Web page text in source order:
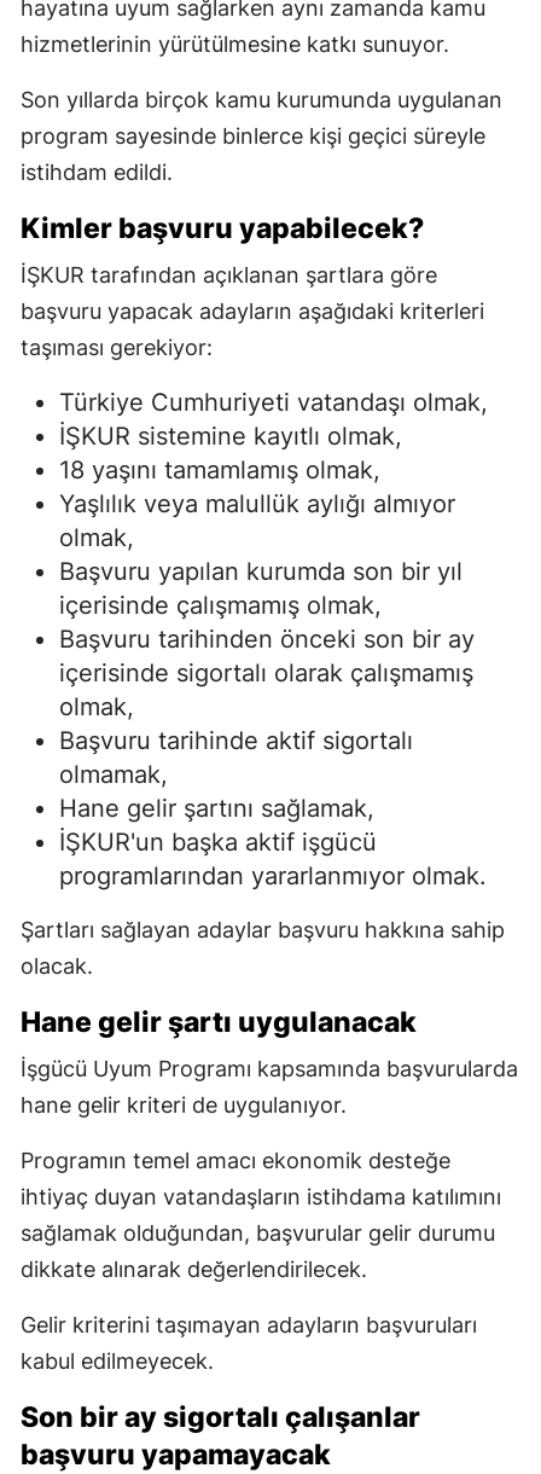
hayatına uyum sağlarken aynı zamanda kamu
hizmetlerinin yürütülmesine katkı sunuyor.
Son yıllarda birçok kamu kurumunda uygulanan
program sayesinde binlerce kişi geçici süreyle
istihdam edildi.
Kimler başvuru yapabilecek?
İŞKUR tarafından açıklanan şartlara göre
başvuru yapacak adayların aşağıdaki kriterleri
taşıması gerekiyor:
Türkiye Cumhuriyeti vatandaşı olmak,
İŞKUR sistemine kayıtlı olmak,
18 yaşını tamamlamış olmak,
Yaşlılık veya malullük aylığı almıyor
olmak,
Başvuru yapılan kurumda son bir yıl
içerisinde çalışmamış olmak,
Başvuru tarihinden önceki son bir ay
içerisinde sigortalı olarak çalışmamış
olmak,
Başvuru tarihinde aktif sigortalı
olmamak,
Hane gelir şartını sağlamak,
İŞKUR'un başka aktif işgücü
programlarından yararlanmıyor olmak.
Şartları sağlayan adaylar başvuru hakkına sahip
olacak.
Hane gelir şartı uygulanacak
İşgücü Uyum Programı kapsamında başvurularda
hane gelir kriteri de uygulanıyor.
Programın temel amacı ekonomik desteğe
ihtiyaç duyan vatandaşların istihdama katılımını
sağlamak olduğundan, başvurular gelir durumu
dikkate alınarak değerlendirilecek.
Gelir kriterini taşımayan adayların başvuruları
kabul edilmeyecek.
Son bir ay sigortalı çalışanlar
başvuru yapamayacak